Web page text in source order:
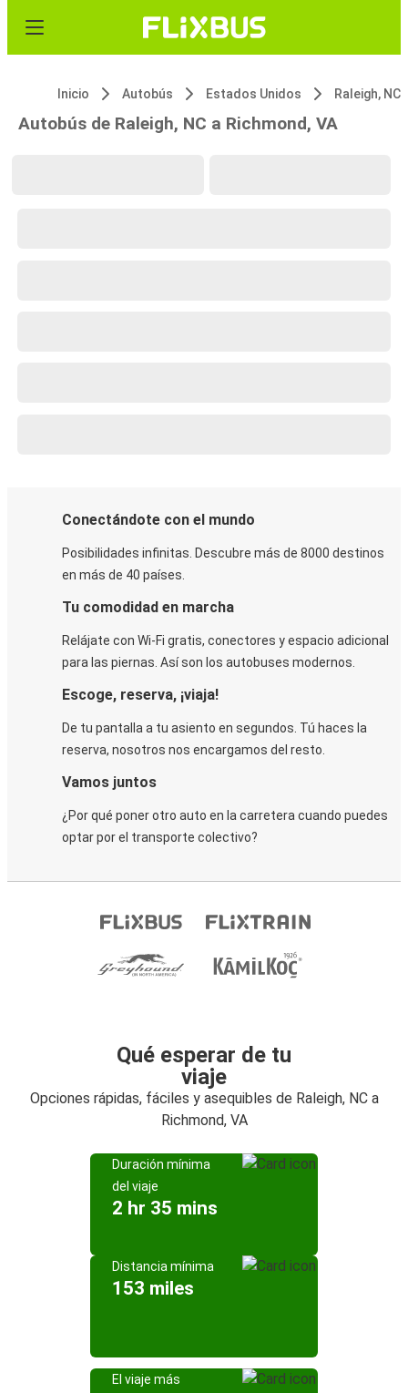
Inicio Autobús Estados Unidos Raleigh, NC
Autobús de Raleigh, NC a Richmond, VA
Conectándote con el mundo
Posibilidades infinitas. Descubre más de 8000 destinos
en más de 40 países.
Tu comodidad en marcha
Relájate con Wi-Fi gratis, conectores y espacio adicional
para las piernas. Así son los autobuses modernos.
Escoge, reserva, ¡viaja!
De tu pantalla a tu asiento en segundos. Tú haces la
reserva, nosotros nos encargamos del resto.
Vamos juntos
¿Por qué poner otro auto en la carretera cuando puedes
optar por el transporte colectivo?
Qué esperar de tu
viaje
Opciones rápidas, fáciles y asequibles de Raleigh, NC a
Richmond, VA
Duración mínima
del viaje
2 hr 35 mins
Distancia mínima
153 miles
El viaje más